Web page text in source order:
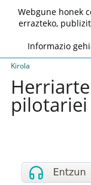
Kirola
Webgune honek
errazteko,
Informazio